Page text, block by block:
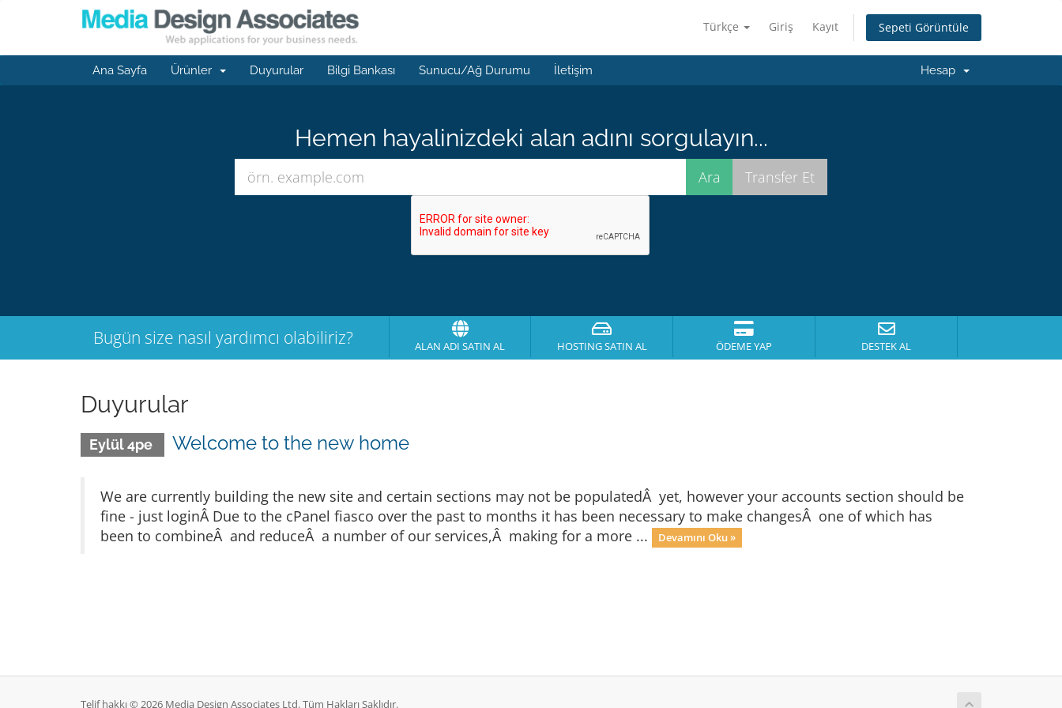
Türkçe Giriş Kayıt Sepeti Görüntüle
Ana Sayfa Ürünler Duyurular Bilgi Bankası Sunucu/Ağ Durumu İletişim Hesap
Hemen hayalinizdeki alan adını sorgulayın...
Bugün size nasıl yardımcı olabiliriz? ALAN ADI SATIN AL HOSTING SATIN AL ÖDEME YAP DESTEK AL
Duyurular
Eylül 4pe Welcome to the new home
We are currently building the new site and certain sections may not be populatedÂ yet, however your accounts section should be
fine - just loginÂ Due to the cPanel fiasco over the past to months it has been necessary to make changesÂ one of which has
been to combineÂ and reduceÂ a number of our services,Â making for a more ...
Devamını Oku »
Telif hakkı © 2026 Media Design Associates Ltd. Tüm Hakları Saklıdır.